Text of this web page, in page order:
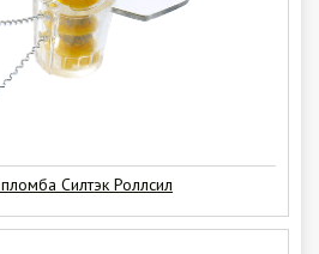
Силтэк Роллсил